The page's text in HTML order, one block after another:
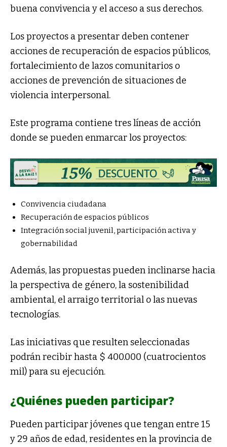
buena convivencia y el acceso a sus derechos.
Los proyectos a presentar deben contener
acciones de recuperación de espacios públicos,
fortalecimiento de lazos comunitarios o
acciones de prevención de situaciones de
violencia interpersonal.
Este programa contiene tres líneas de acción
donde se pueden enmarcar los proyectos:
Convivencia ciudadana
Recuperación de espacios públicos
Integración social juvenil, participación activa y
gobernabilidad
Además, las propuestas pueden inclinarse hacia
la perspectiva de género, la sostenibilidad
ambiental, el arraigo territorial o las nuevas
tecnologías.
Las iniciativas que resulten seleccionadas
podrán recibir hasta $ 400.000 (cuatrocientos
mil) para su ejecución.
¿Quiénes pueden participar?
Pueden participar jóvenes que tengan entre 15
y 29 años de edad, residentes en la provincia de